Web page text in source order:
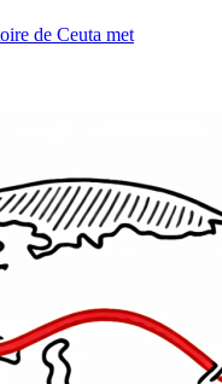
de Ceuta met